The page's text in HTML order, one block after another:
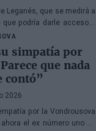
Leganés, que se medirá a
podría darle acceso a
Os traemos toda la
simpatía por
que nada
contó”
2026
por la Vondrousova
el ex número uno ha